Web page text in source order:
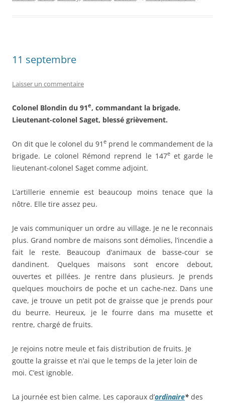
11 septembre
Laisser un commentaire
Colonel Blondin du 91e, commandant la brigade.
Lieutenant-colonel Saget, blessé grièvement.
On dit que le colonel du 91 e prend le commandement de la
brigade. Le colonel Rémond reprend le 147eet garde le
lieutenant-colonel Saget comme adjoint.
L’artillerie ennemie est beaucoup moins tenace que la
nôtre. Elle tire assez peu.
Je vais communiquer un ordre au village. Je ne le reconnais
plus. Grand nombre de maisons sont démolies, l’incendie a
fait le reste. Beaucoup d’animaux de basse-cour se
dandinent. Quelques maisons sont encore debout,
ouvertes et pillées. Je rentre dans plusieurs. Je prends
quelques mouchoirs de poche et un cache-nez. Dans une
cave, je trouve un petit pot de graisse que je prends pour
du beurre. Heureux, je le fourre dans ma musette et
rentre, chargé de fruits.
Je rejoins notre meule et fais distribution de fruits. Je
goutte la graisse et n’ai que le temps de la jeter loin de
moi. C’est ignoble.
La journée est bien calme. Les caporaux d’ordinaire* des